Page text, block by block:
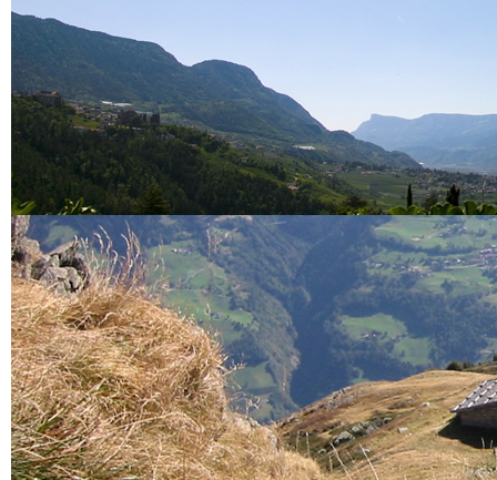
Alle (6) Ergebnisse
anzeigen...
Unterkünfte
Hotels
Alle (0) Ergebnisse
anzeigen...
Alle (0) Ergebnisse
anzeigen...
Sonstiges
Zimmervermieter
Ferienwohnungen
Urlaub auf dem Bauernhof
Berggasthöfe
Garni
Sehenswertes
Museen
Traktormuseum
Museum Passeier
Touriseum
Messner Mountain Museum
Schlösser
Schloss Tirol
Schloss Schenna
Kirchen
Wallfahrtskirche Riffian
Pfarrkirche Kuens
Sonstiges
Botanischer Garten
Erlebnisbergwerk
Schneeberg
Pflegezentrum für
Vogelfauna
Infos
Vereine
A.S.V Riffian Sektion Ski
Riffian
Über Riffian
Unsere Geschichte
Wallfahrtsort Riffian
Gemeinde Riffian
Kuens
Über Kuens
Pfarrkirche Kuens
Sonstiges
Lage und Anfahrt
Verkehrsbericht